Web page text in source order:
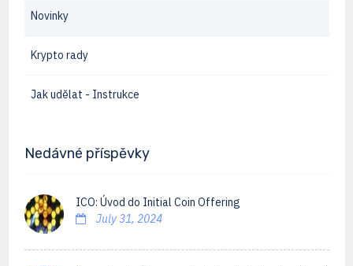
Novinky
Krypto rady
Jak udělat - Instrukce
Nedávné příspěvky
ICO: Úvod do Initial Coin Offering
July 31, 2024